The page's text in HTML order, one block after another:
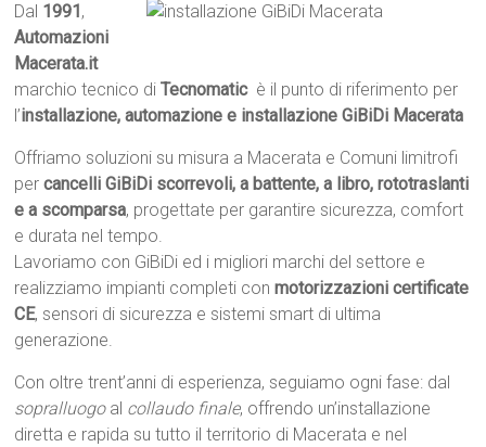
Dal 1991 ,
Automazioni
Macerata.it
marchio tecnico diTecnomatic  è il punto di riferimento per
l’installazione, automazione e installazione GiBiDi Macerata
Offriamo soluzioni su misura a Macerata e Comuni limitrofi
percancelli GiBiDi scorrevoli, a battente, a libro, rototraslanti
e a scomparsa, progettate per garantire sicurezza, comfort
e durata nel tempo.
Lavoriamo con GiBiDi ed i migliori marchi del settore e
realizziamo impianti completi conmotorizzazioni certificate
CE, sensori di sicurezza e sistemi smart di ultima
generazione.
Con oltre trent’anni di esperienza, seguiamo ogni fase: dal
sopralluogo al collaudo finale, offrendo un’installazione
diretta e rapida su tutto il territorio di Macerata e nel